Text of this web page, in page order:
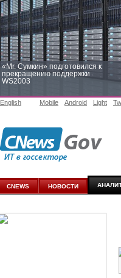
«Mr. Сумкин» подготовился к
прекращению поддержки
WS2003
Заоблачная оптимизация: как
аналитике
English Mobile Android Light
CNEWS НОВОСТИ